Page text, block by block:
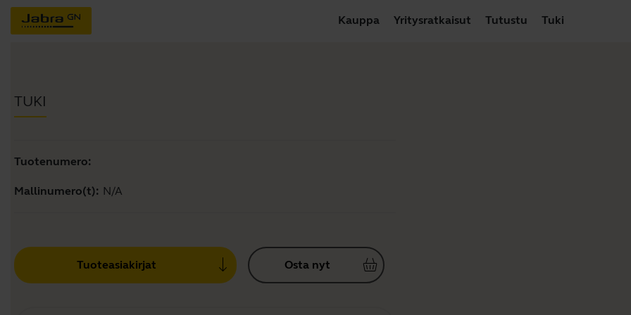
Kauppa Yritysratkaisut Tutustu Tuki
TUKI
Tuotenumero:
Mallinumero(t): N/A
Tuoteasiakirjat Osta nyt